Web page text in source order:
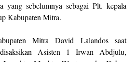
yang sebelumnya sebagai Plt. kepala
Kabupaten Mitra.
Mitra David Lalandos saat
Asisten 1 Irwan Abdjulu,